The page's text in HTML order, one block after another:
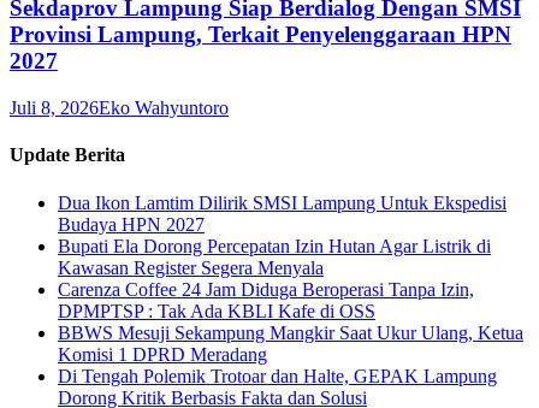
Sekdaprov Lampung Siap Berdialog Dengan SMSI
Provinsi Lampung, Terkait Penyelenggaraan HPN
2027
Juli 8, 2026Eko Wahyuntoro
Update Berita
Dua Ikon Lamtim Dilirik SMSI Lampung Untuk Ekspedisi
Budaya HPN 2027
Bupati Ela Dorong Percepatan Izin Hutan Agar Listrik di
Kawasan Register Segera Menyala
Carenza Coffee 24 Jam Diduga Beroperasi Tanpa Izin,
DPMPTSP : Tak Ada KBLI Kafe di OSS
BBWS Mesuji Sekampung Mangkir Saat Ukur Ulang, Ketua
Komisi 1 DPRD Meradang
Di Tengah Polemik Trotoar dan Halte, GEPAK Lampung
Dorong Kritik Berbasis Fakta dan Solusi